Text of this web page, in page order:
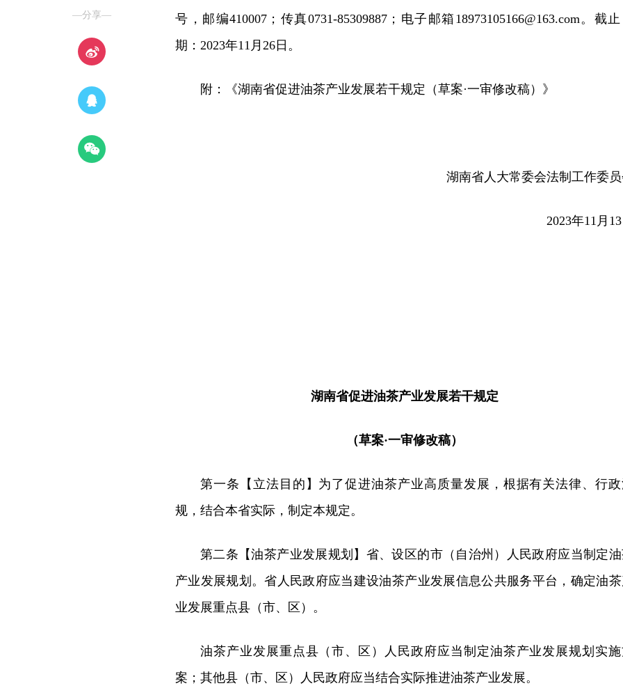
—分享—
号，邮编410007；传真0731-85309887；电子邮箱18973105166@163.com。截止
期：2023年11月26日。
附：《湖南省促进油茶产业发展若干规定（草案·一审修改稿）》
湖南省人大常委会法制工作委
2023年11月13
湖南省促进油茶产业发展若干规定
（草案·一审修改稿）
第一条【立法目的】为了促进油茶产业高质量发展，根据有关法律、行
规，结合本省实际，制定本规定。
第二条【油茶产业发展规划】省、设区的市（自治州）人民政府应当制定
产业发展规划。省人民政府应当建设油茶产业发展信息公共服务平台，确定油
业发展重点县（市、区）。
油茶产业发展重点县（市、区）人民政府应当制定油茶产业发展规划实
案；其他县（市、区）人民政府应当结合实际推进油茶产业发展。